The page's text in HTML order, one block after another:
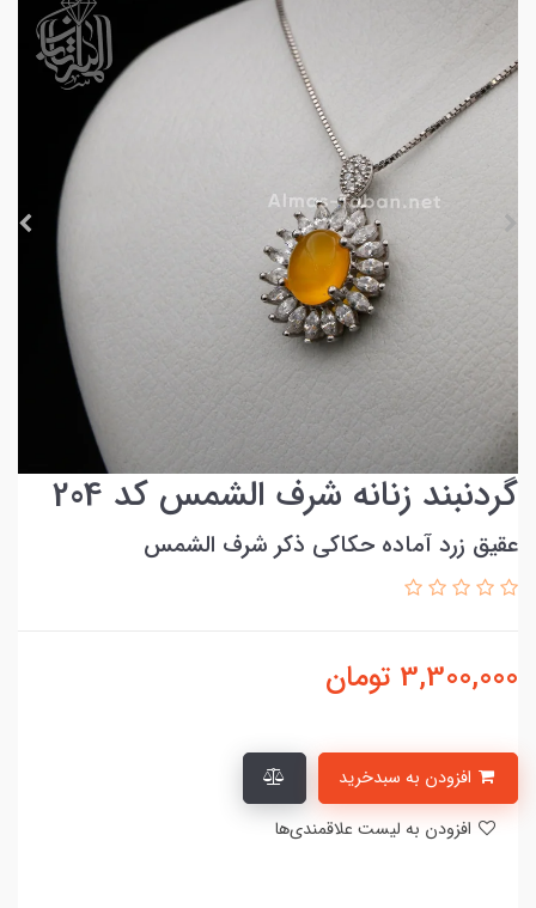
گردنبند زنانه شرف الشمس کد 204
عقیق زرد آماده حکاکی ذکر شرف الشمس
3,300,000 تومان